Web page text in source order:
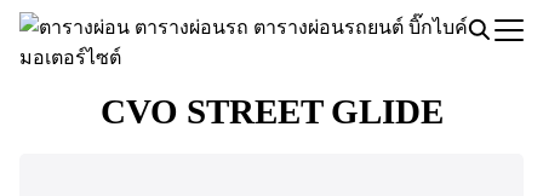
Skip
Search
CVO STREET GLIDE